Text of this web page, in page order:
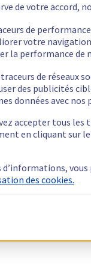
de votre accord,
de
votre
la performance de
de réseaux
des publicités
données avec
accepter tous les
en cliquant sur le
d’informations,
des cookies.